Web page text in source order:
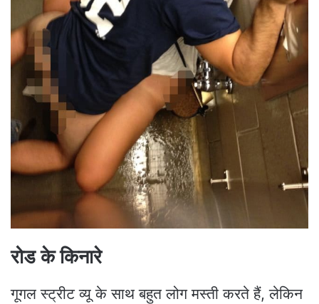
रोड के किनारे
गूगल स्ट्रीट व्यू के साथ बहुत लोग मस्ती करते हैं, लेकिन